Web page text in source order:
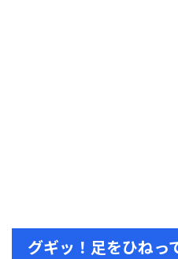
グギッ！足をひねっ